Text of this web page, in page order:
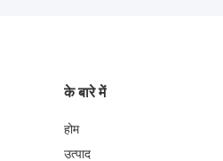
के बारे में
होम
उत्पाद